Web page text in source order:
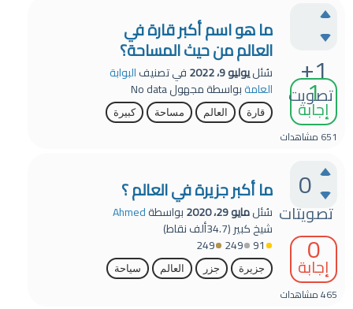
+1
تصويت
1
إجابة
651 مشاهدات
ما هو اسم أكبر قارة في
العالم من حيث المساحة؟
سُئليوليو 9، 2022 في تصنيفالبوابة
العامةبواسطةمجهولNo data
قارة العالم مساحة كبيرة
0
تصويتات
0
إجابة
465مشاهدات
ما أكبر جزيرة في العالم ؟
سُئلمايو 29، 2020 بواسطةAhmed
شيخ كبير(34.7ألف
نقاط)
91
249
249
جزيرة جزر العالم سياحة